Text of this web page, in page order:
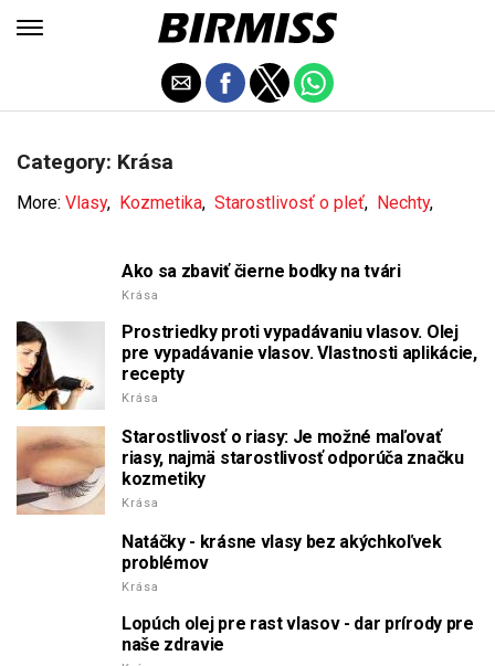
Category: Krása
More: Vlasy, Kozmetika, Starostlivosť o pleť, Nechty,
Ako sa zbaviť čierne bodky na tvári
Krása
Prostriedky proti vypadávaniu vlasov. Olej
pre vypadávanie vlasov. Vlastnosti aplikácie,
recepty
Krása
Starostlivosť o riasy: Je možné maľovať
riasy, najmä starostlivosť odporúča značku
kozmetiky
Krása
Natáčky - krásne vlasy bez akýchkoľvek
problémov
Krása
Lopúch olej pre rast vlasov - dar prírody pre
naše zdravie